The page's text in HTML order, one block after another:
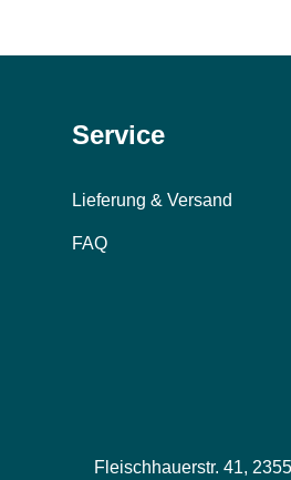
Service
Lieferung & Versand
FAQ
Fleischhauerstr. 41,